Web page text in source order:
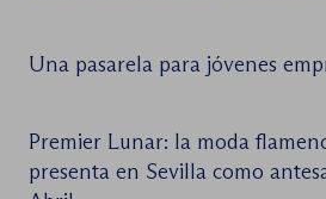
Una pasarela para jóvenes
Premier Lunar: la moda
presenta en Sevilla como